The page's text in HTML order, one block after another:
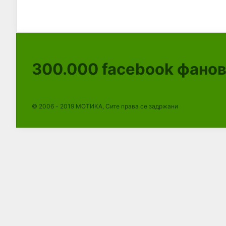
300.000 facebook
© 2006 - 2019 МОТИКА, Сите права се задржани